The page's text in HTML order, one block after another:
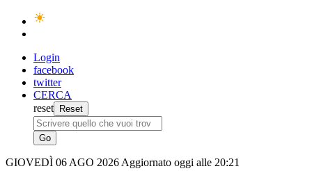
Login
facebook
twitter
CERCA
reset
GIOVEDÌ 06 AGO 2026 Aggiornato oggi alle 20:21